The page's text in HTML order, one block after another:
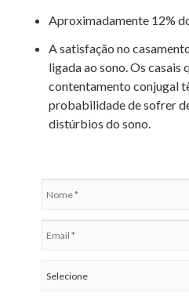
Aproximadamente 12%
A satisfação no
ligada ao sono. Os casais
contentamento conjugal
probabilidade de sofrer
distúrbios do sono.